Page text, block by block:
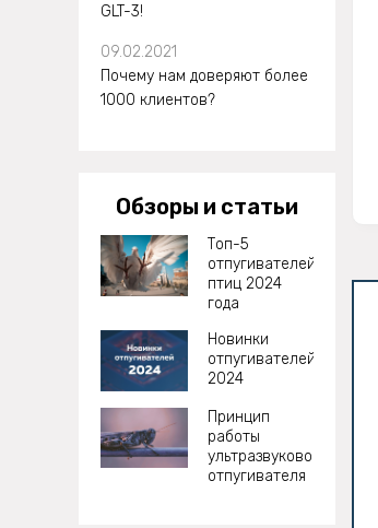
GLT-3!
09.02.2021
Почему нам доверяют более
1000 клиентов?
Обзоры и статьи
Топ-5
отпугивателей
птиц 2024
года
Новинки
отпугивателей
2024
Принцип
работы
ультразвукового
отпугивателя